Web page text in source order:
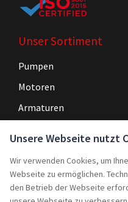
Unser Sortiment
Pumpen
Motoren
Armaturen
Navigation
Home
Unsere Webseite nutzt
Wir verwenden Cookies, um
Webseite zu ermöglichen.
den Betrieb der Webseite